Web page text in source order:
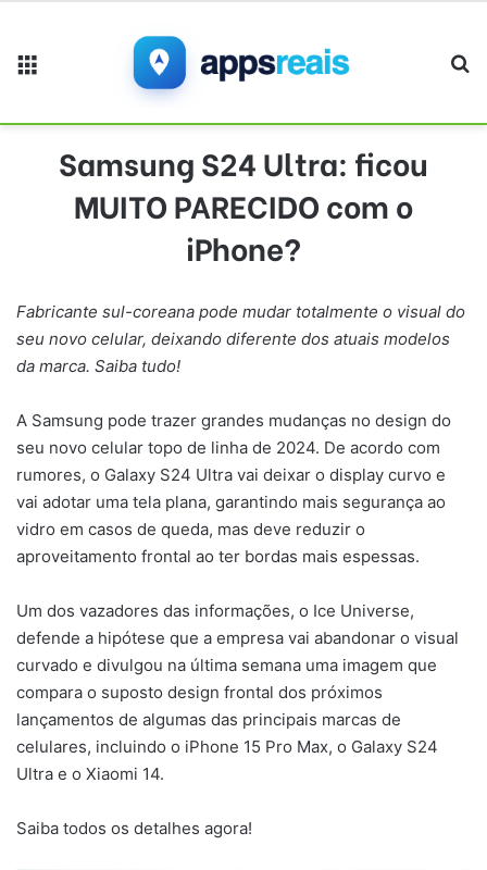
Samsung S24 Ultra: ficou
MUITO PARECIDO com o
iPhone?
Fabricante sul-coreana pode mudar totalmente o visual do
seu novo celular, deixando diferente dos atuais modelos
da marca. Saiba tudo!
A Samsung pode trazer grandes mudanças no design do
seu novo celular topo de linha de 2024. De acordo com
rumores, o Galaxy S24 Ultra vai deixar o display curvo e
vai adotar uma tela plana, garantindo mais segurança ao
vidro em casos de queda, mas deve reduzir o
aproveitamento frontal ao ter bordas mais espessas.
Um dos vazadores das informações, o Ice Universe,
defende a hipótese que a empresa vai abandonar o visual
curvado e divulgou na última semana uma imagem que
compara o suposto design frontal dos próximos
lançamentos de algumas das principais marcas de
celulares, incluindo o iPhone 15 Pro Max, o Galaxy S24
Ultra e o Xiaomi 14.
Saiba todos os detalhes agora!